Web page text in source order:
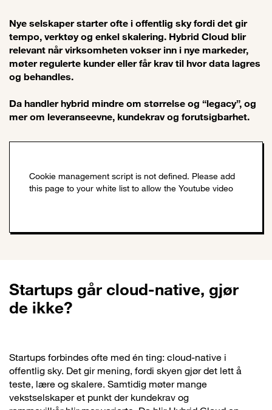
Nye selskaper starter ofte i offentlig sky fordi det gir
tempo, verktøy og enkel skalering. Hybrid Cloud blir
relevant når virksomheten vokser inn i nye markeder,
møter regulerte kunder eller får krav til hvor data lagres
og behandles.
Da handler hybrid mindre om størrelse og “legacy”, og
mer om leveranseevne, kundekrav og forutsigbarhet.
Startups går cloud-native, gjør
de ikke?
Startups forbindes ofte med én ting: cloud-native i
offentlig sky. Det gir mening, fordi skyen gjør det lett å
teste, lære og skalere. Samtidig møter mange
vekstselskaper et punkt der kundekrav og